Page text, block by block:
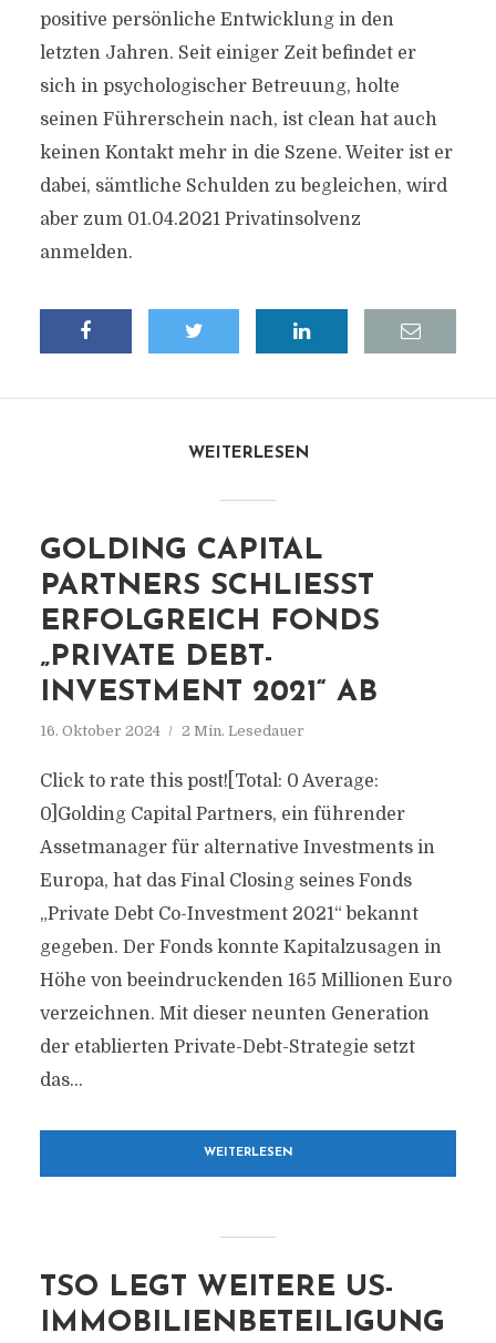
positive persönliche Entwicklung in den
letzten Jahren. Seit einiger Zeit befindet er
sich in psychologischer Betreuung, holte
seinen Führerschein nach, ist clean hat auch
keinen Kontakt mehr in die Szene. Weiter ist er
dabei, sämtliche Schulden zu begleichen, wird
aber zum 01.04.2021 Privatinsolvenz
anmelden.
WEITERLESEN
GOLDING CAPITAL
PARTNERS SCHLIESST E
RFOLGREICH FONDS „
PRIVATE DEBT-I
NVESTMENT 2021“ AB
16. Oktober 2024 2 Min. Lesedauer
Click to rate this post![Total: 0 Average:
0]Golding Capital Partners, ein führender
Assetmanager für alternative Investments in
Europa, hat das Final Closing seines Fonds
„Private Debt Co-Investment 2021“ bekannt
gegeben. Der Fonds konnte Kapitalzusagen in
Höhe von beeindruckenden 165 Millionen Euro
verzeichnen. Mit dieser neunten Generation
der etablierten Private-Debt-Strategie setzt
das...
WEITERLESEN
TSO LEGT WEITERE US-
IMMOBILIENBETEILIGUNG